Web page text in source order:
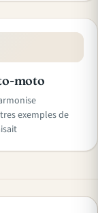
moto
exemples de